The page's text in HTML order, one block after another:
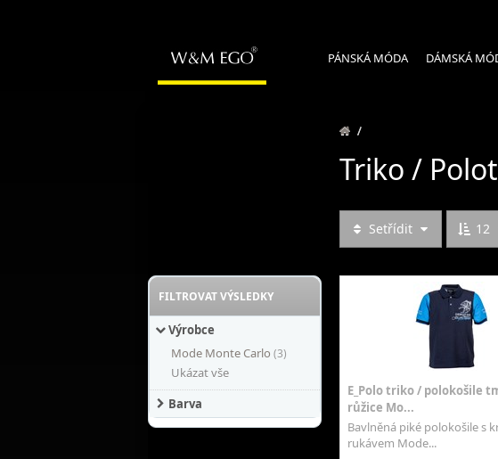
PÁNSKÁ MÓDA DÁMSKÁ
FILTROVAT VÝSLEDKY
Výrobce
Mode Monte Carlo (3)
Ukázat vše
Barva
/
Triko /
Setřídit 12
E_Polo triko / polokošile
růžice Mo...
Bavlněná piké polokošile s
rukávem Mode...